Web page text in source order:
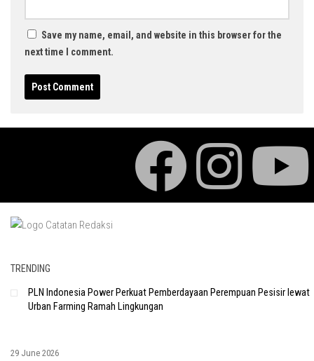
Save my name, email, and website in this browser for the
next time I comment.
TRENDING
PLN Indonesia Power Perkuat Pemberdayaan Perempuan Pesisir lewat
Urban Farming Ramah Lingkungan
29 June 2026